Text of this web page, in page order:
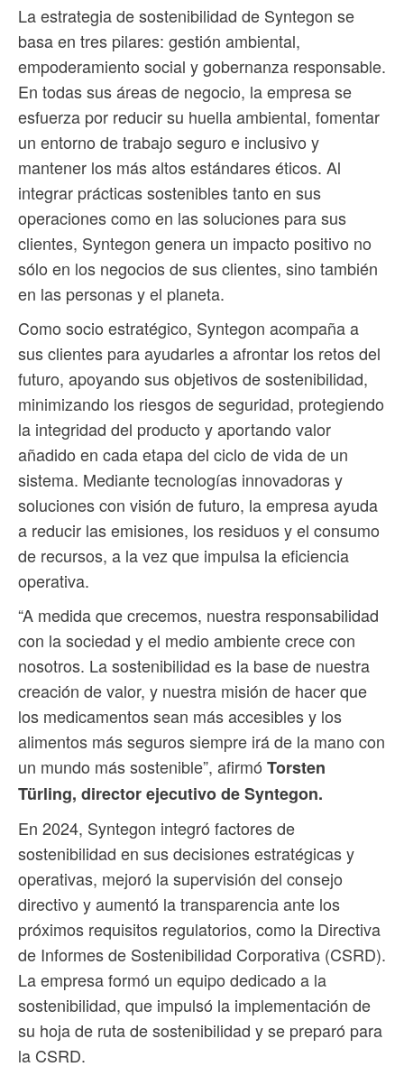
La estrategia de sostenibilidad de Syntegon se
basa en tres pilares: gestión ambiental,
empoderamiento social y gobernanza responsable.
En todas sus áreas de negocio, la empresa se
esfuerza por reducir su huella ambiental, fomentar
un entorno de trabajo seguro e inclusivo y
mantener los más altos estándares éticos. Al
integrar prácticas sostenibles tanto en sus
operaciones como en las soluciones para sus
clientes, Syntegon genera un impacto positivo no
sólo en los negocios de sus clientes, sino también
en las personas y el planeta.
Como socio estratégico, Syntegon acompaña a
sus clientes para ayudarles a afrontar los retos del
futuro, apoyando sus objetivos de sostenibilidad,
minimizando los riesgos de seguridad, protegiendo
la integridad del producto y aportando valor
añadido en cada etapa del ciclo de vida de un
sistema. Mediante tecnologías innovadoras y
soluciones con visión de futuro, la empresa ayuda
a reducir las emisiones, los residuos y el consumo
de recursos, a la vez que impulsa la eficiencia
operativa.
“A medida que crecemos, nuestra responsabilidad
con la sociedad y el medio ambiente crece con
nosotros. La sostenibilidad es la base de nuestra
creación de valor, y nuestra misión de hacer que
los medicamentos sean más accesibles y los
alimentos más seguros siempre irá de la mano con
un mundo más sostenible”, afirmó Torsten
Türling, director ejecutivo de Syntegon.
En 2024, Syntegon integró factores de
sostenibilidad en sus decisiones estratégicas y
operativas, mejoró la supervisión del consejo
directivo y aumentó la transparencia ante los
próximos requisitos regulatorios, como la Directiva
de Informes de Sostenibilidad Corporativa (CSRD).
La empresa formó un equipo dedicado a la
sostenibilidad, que impulsó la implementación de
su hoja de ruta de sostenibilidad y se preparó para
la CSRD.